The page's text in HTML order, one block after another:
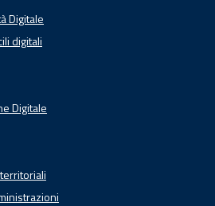
Digitale
digitali
Digitale